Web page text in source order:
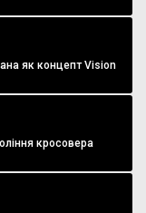
як концепт Vision
кросовера